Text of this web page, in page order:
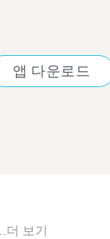
앱 다운로드
더 보기